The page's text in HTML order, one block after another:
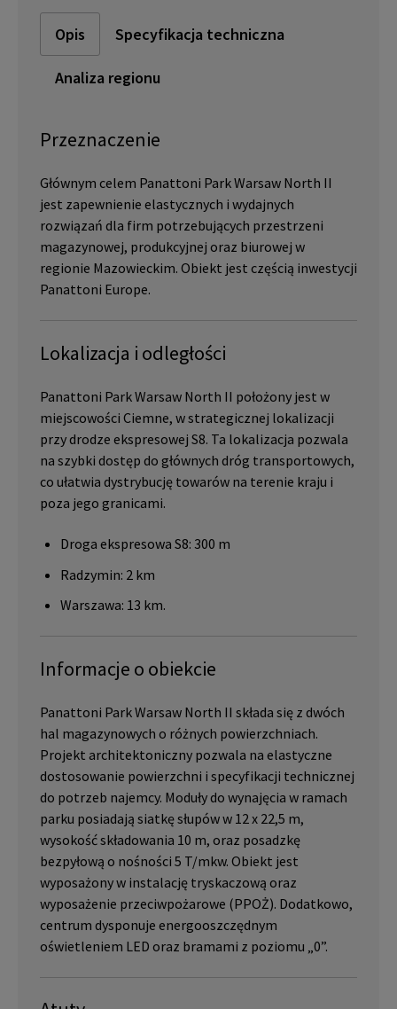
Opis Specyfikacja techniczna
Analiza regionu
Przeznaczenie
Głównym celem Panattoni Park Warsaw North II
jest zapewnienie elastycznych i wydajnych
rozwiązań dla firm potrzebujących przestrzeni
magazynowej, produkcyjnej oraz biurowej w
regionie Mazowieckim. Obiekt jest częścią inwestycji
Panattoni Europe.
Lokalizacja i odległości
Panattoni Park Warsaw North II położony jest w
miejscowości Ciemne, w strategicznej lokalizacji
przy drodze ekspresowej S8. Ta lokalizacja pozwala
na szybki dostęp do głównych dróg transportowych,
co ułatwia dystrybucję towarów na terenie kraju i
poza jego granicami.
Droga ekspresowa S8: 300 m
Radzymin: 2 km
Warszawa: 13 km.
Informacje o obiekcie
Panattoni Park Warsaw North II składa się z dwóch
hal magazynowych o różnych powierzchniach.
Projekt architektoniczny pozwala na elastyczne
dostosowanie powierzchni i specyfikacji technicznej
do potrzeb najemcy. Moduły do wynajęcia w ramach
parku posiadają siatkę słupów w 12 x 22,5 m,
wysokość składowania 10 m, oraz posadzkę
bezpyłową o nośności 5 T/mkw. Obiekt jest
wyposażony w instalację tryskaczową oraz
wyposażenie przeciwpożarowe (PPOŻ). Dodatkowo,
centrum dysponuje energooszczędnym
oświetleniem LED oraz bramami z poziomu „0”.